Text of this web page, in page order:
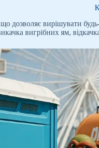
дозволяє вирішувати
вигрібних ям,